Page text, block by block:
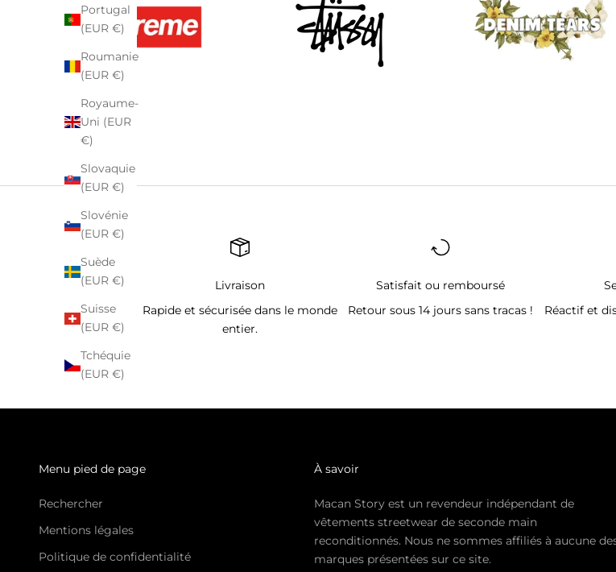
Portugal
(EUR €)
Roumanie
(EUR €)
Royaume-
Uni (EUR
€)
Slovaquie
(EUR €)
Slovénie
(EUR €)
Suède
(EUR €)
Suisse
(EUR €)
Tchéquie
(EUR €)
Livraison
Rapide et sécurisée dans le monde
entier.
Satisfait ou remboursé
Retour sous 14 jours sans tracas !
Réactif et
Menu pied de page
Rechercher
Mentions légales
Politique de confidentialité
À savoir
Macan Story est un revendeur indépendant de
vêtements streetwear de seconde main
reconditionnés. Nous ne sommes affiliés à aucune
marques présentées sur ce site.